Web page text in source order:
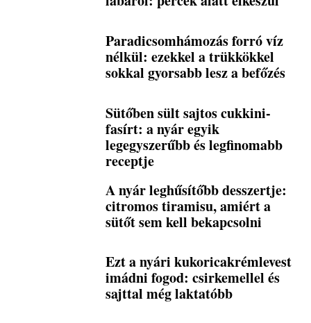
Paradicsomhámozás forró víz
nélkül: ezekkel a trükkökkel
sokkal gyorsabb lesz a befőzés
Sütőben sült sajtos cukkini-
fasírt: a nyár egyik
legegyszerűbb és legfinomabb
receptje
A nyár leghűsítőbb desszertje:
citromos tiramisu, amiért a
sütőt sem kell bekapcsolni
Ezt a nyári kukoricakrémlevest
imádni fogod: csirkemellel és
sajttal még laktatóbb